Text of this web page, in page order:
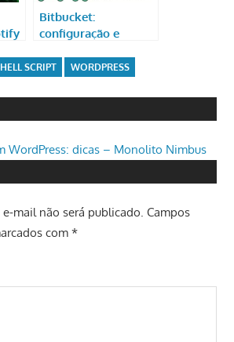
Bitbucket:
configuração e
SCRIPT WORDPRESS
WordPress: dicas – Monolito Nimbus
mail não será publicado. Campos
com *